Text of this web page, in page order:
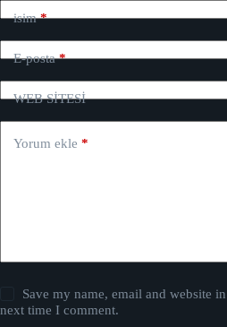
isim*
E-posta*
WEB SİTESİ
Yorum ekle *
Save my name, email and website
next time I comment.